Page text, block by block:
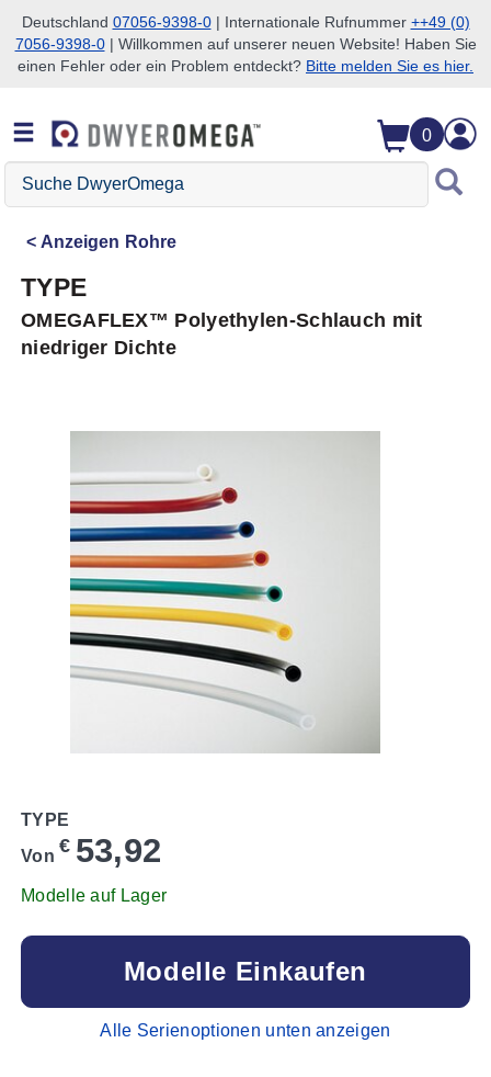
Zum Suchen überspringen
Zum Hauptinhalt überspringen
Zur Navigation überspringen
Deutschland 07056-9398-0| Internationale Rufnummer ++49 (0)
7056-9398-0| Willkommen auf unserer neuen Website! Haben Sie
einen Fehler oder ein Problem entdeckt? Bitte melden Sie es hier.
0
Suche
DwyerOmega
Anzeigen Rohre
TYPE
OMEGAFLEX™ Polyethylen-Schlauch mit
niedriger Dichte
TYPE
Von € 53,92
Modelle auf Lager
Modelle Einkaufen
Alle Serienoptionen unten anzeigen